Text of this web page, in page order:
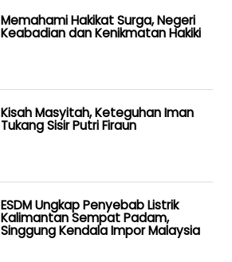
Memahami Hakikat Surga, Negeri
Keabadian dan Kenikmatan Hakiki
Kisah Masyitah, Keteguhan Iman
Tukang Sisir Putri Firaun
ESDM Ungkap Penyebab Listrik
Kalimantan Sempat Padam,
Singgung Kendala Impor Malaysia